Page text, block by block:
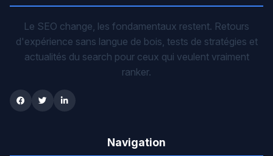
Le SEO change, les fondamentaux restent. Retours
d'expérience sans langue de bois, tests de stratégies et
actualités du search pour ceux qui veulent vraiment
ranker.
Navigation